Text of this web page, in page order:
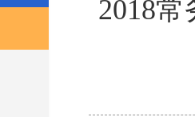
2018